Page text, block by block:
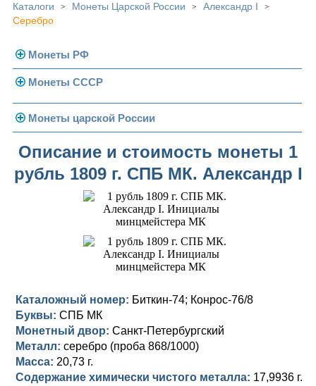
Каталоги > Монеты Царской России > Александр I >
Серебро
Монеты РФ
Современная Россия
Монеты 1991-1993 гг.
Монеты СССР
Погодовка СССР
Монеты 1958 года
Золотые червонцы
Памятные и юбилейные
Монеты царской России
Николай II (1894-1917)
Золото
Германская оккупация
Памятные и донативные
Александр III (1881-1894)
Памятные и донативные
Александр II (1855-1881)
Для Финляндии
Памятные и донативные
Николай I (1825-1855)
Медь
Для Грузии
Русско-Польские
Александр I (1801-1825)
Серебро
Медь
Для Грузии
Золото
Серебро
Медь
Екатерина II (1762-1796)
Золото
Серебро
Петр III (1762)
Елизавета I (1741-1762)
Описание и стоимость монеты 1
рубль 1809 г. СПБ МК. Александр I
Каталожный номер: Биткин-74; Конрос-76/8
Буквы: СПБ МК
Монетный двор: Санкт-Петербургский
Металл: серебро (проба 868/1000)
Масса: 20,73 г.
Содержание химически чистого металла: 17,9936 г.